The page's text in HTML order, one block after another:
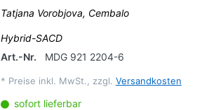
Tatjana Vorobjova, Cembalo
Hybrid-SACD
Art.-Nr.
MDG 921 2204-6
* Preise inkl. MwSt., zzgl. Versandkosten
sofort lieferbar